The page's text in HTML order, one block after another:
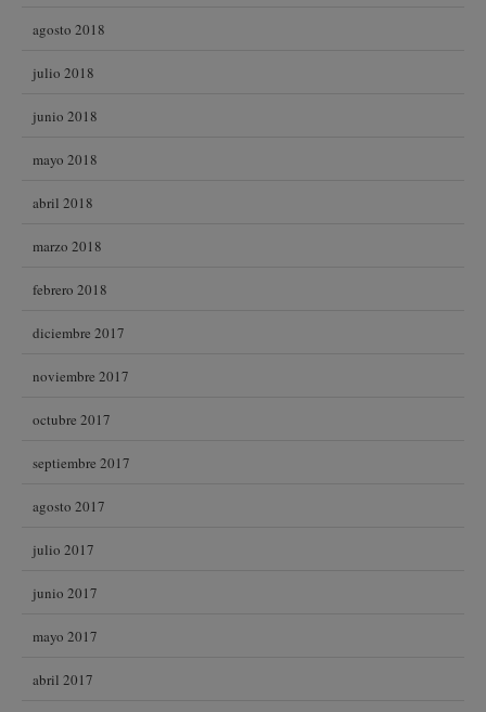
agosto 2018
julio 2018
junio 2018
mayo 2018
abril 2018
marzo 2018
febrero 2018
diciembre 2017
noviembre 2017
octubre 2017
septiembre 2017
agosto 2017
julio 2017
junio 2017
mayo 2017
abril 2017